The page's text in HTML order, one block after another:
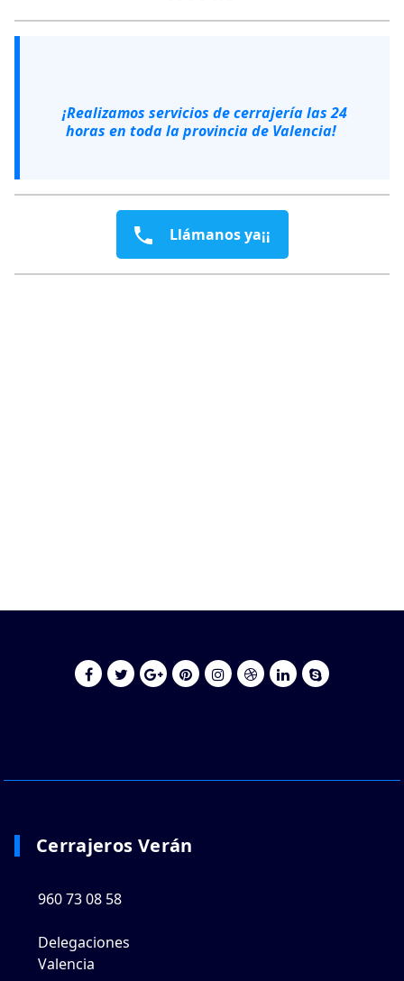
¡Realizamos servicios de cerrajería las 24
horas en toda la provincia de Valencia!
Llámanos ya¡¡
Cerrajeros Verán
960 73 08 58
Delegaciones
Valencia